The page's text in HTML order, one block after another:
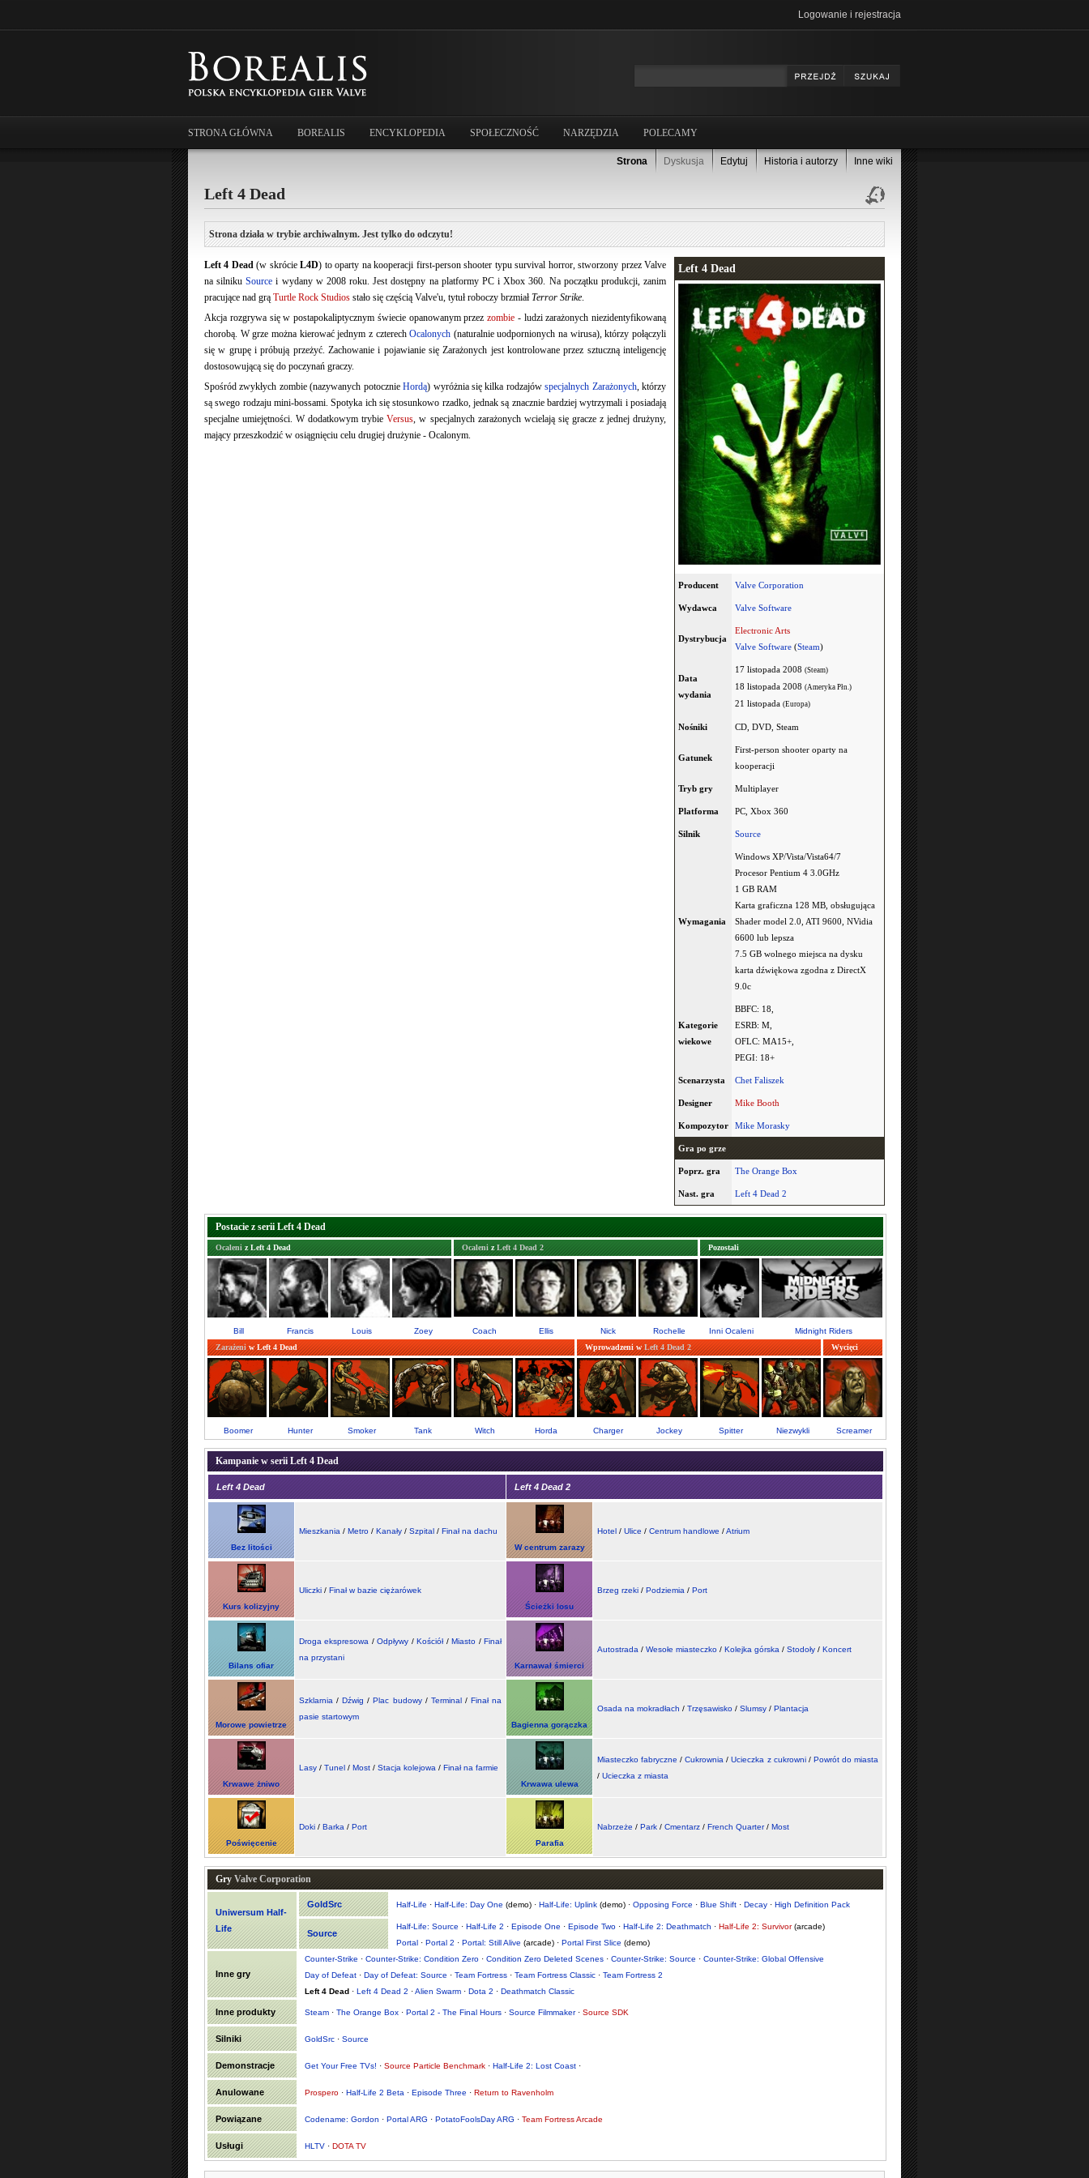
Logowanie i rejestracja
STRONA GŁÓWNA BOREALIS ENCYKLOPEDIA SPOŁECZNOŚĆ NARZĘDZIA POLECAMY
Strona Dyskusja Edytuj Historia i autorzy Inne wiki
Left 4 Dead
Strona działa w trybie archiwalnym. Jest tylko do odczytu!
Left 4 Dead
Producent Valve Corporation
Wydawca Valve Software
Dystrybucja
Electronic Arts
Valve Software (Steam)
Data
wydania
17 listopada 2008 (Steam)
18 listopada 2008 (Ameryka Płn.)
21 listopada (Europa)
Nośniki CD, DVD, Steam
Gatunek
First-person shooter oparty na
kooperacji
Tryb gry Multiplayer
Platforma PC, Xbox 360
Silnik Source
Wymagania
Windows XP/Vista/Vista64/7
Procesor Pentium 4 3.0GHz
1 GB RAM
Karta graficzna 128 MB, obsługująca
Shader model 2.0, ATI 9600, NVidia
6600 lub lepsza
7.5 GB wolnego miejsca na dysku
karta dźwiękowa zgodna z DirectX
9.0c
Kategorie
wiekowe
BBFC: 18,
ESRB: M,
OFLC: MA15+,
PEGI: 18+
Scenarzysta Chet Faliszek
Designer Mike Booth
Kompozytor Mike Morasky
Gra po grze
Poprz. gra The Orange Box
Nast. gra Left 4 Dead 2
Left 4 Dead(w skrócieL4D) to oparty na kooperacji first-person shooter typu survival horror, stworzony przez Valve
na silnikuSource i wydany w 2008 roku. Jest dostępny na platformy PC i Xbox 360. Na początku produkcji, zanim
pracujące nad grą Turtle Rock Studios stało się częścią Valve'u, tytuł roboczy brzmiałTerror Strike.
Akcja rozgrywa się w postapokaliptycznym świecie opanowanym przez zombie - ludzi zarażonych niezidentyfikowaną
chorobą. W grze można kierować jednym z czterechOcalonych (naturalnie uodpornionych na wirusa), którzy połączyli
się w grupę i próbują przeżyć. Zachowanie i pojawianie się Zarażonych jest kontrolowane przez sztuczną inteligencję
dostosowującą się do poczynań graczy.
Spośród zwykłych zombie (nazywanych potocznieHordą) wyróżnia się kilka rodzajówspecjalnych Zarażonych, którzy
są swego rodzaju mini-bossami. Spotyka ich się stosunkowo rzadko, jednak są znacznie bardziej wytrzymali i posiadają
specjalne umiejętności. W dodatkowym trybieVersus, w specjalnych zarażonych wcielają się gracze z jednej drużyny,
mający przeszkodzić w osiągnięciu celu drugiej drużynie - Ocalonym.
Postacie z serii Left 4 Dead
Ocaleni zLeft 4 Dead Ocaleni zLeft 4 Dead 2 Pozostali
Bill Francis Louis Zoey Coach Ellis Nick Rochelle Inni Ocaleni
Midnight Riders
ZarażeniwLeft 4 Dead Wprowadzeni wLeft 4 Dead 2 Wycięci
Boomer Hunter Smoker Tank Witch Horda Charger Jockey Spitter Niezwykli Screamer
Kampanie w serii Left 4 Dead
Left 4 Dead Left 4 Dead 2
Bez litości
Mieszkania / Metro / Kanały / Szpital / Finał na dachu
W centrum zarazy
Hotel / Ulice / Centrum handlowe /Atrium
Kurs kolizyjny
Uliczki / Finał w bazie ciężarówek
Ścieżki losu
Brzeg rzeki / Podziemia / Port
Bilans ofiar
Droga ekspresowa /Odpływy /Kościół/Miasto /Finał
na przystani
Karnawał śmierci
Autostrada / Wesołe miasteczko / Kolejka górska / Stodoły / Koncert
Morowe powietrze
Szklarnia /Dźwig /Plac budowy/ Terminal/ Finał na
pasie startowym
Bagienna gorączka
Osada na mokradłach / Trzęsawisko / Slumsy / Plantacja
Krwawe żniwo
Lasy / Tunel / Most / Stacja kolejowa / Finał na farmie
Krwawa ulewa
Miasteczko fabryczne /Cukrownia /Ucieczka z cukrowni/ Powrót do miasta
/ Ucieczka z miasta
Poświęcenie
Doki / Barka / Port
Parafia
Nabrzeże / Park / Cmentarz / French Quarter/ Most
Gry Valve Corporation
Uniwersum Half-
Life
GoldSrc Half-Life · Half-Life: Day One (demo) · Half-Life: Uplink (demo) · Opposing Force · Blue Shift · Decay · High Definition Pack
Source
Half-Life: Source · Half-Life 2 · Episode One · Episode Two · Half-Life 2: Deathmatch · Half-Life 2: Survivor(arcade)
Portal · Portal 2 · Portal: Still Alive (arcade) · Portal First Slice (demo)
Inne gry
Counter-Strike · Counter-Strike: Condition Zero · Condition Zero Deleted Scenes · Counter-Strike: Source · Counter-Strike: Global Offensive
Day of Defeat · Day of Defeat: Source · Team Fortress · Team Fortress Classic · Team Fortress 2
Left 4 Dead · Left 4 Dead 2 ·Alien Swarm · Dota 2 · Deathmatch Classic
Inne produkty Steam · The Orange Box · Portal 2 - The Final Hours · Source Filmmaker· Source SDK
Silniki GoldSrc · Source
Demonstracje Get Your Free TVs! · Source Particle Benchmark · Half-Life 2: Lost Coast ·
Anulowane Prospero · Half-Life 2 Beta · Episode Three · Return to Ravenholm
Powiązane Codename: Gordon · Portal ARG · PotatoFoolsDay ARG · Team Fortress Arcade
Usługi HLTV · DOTA TV